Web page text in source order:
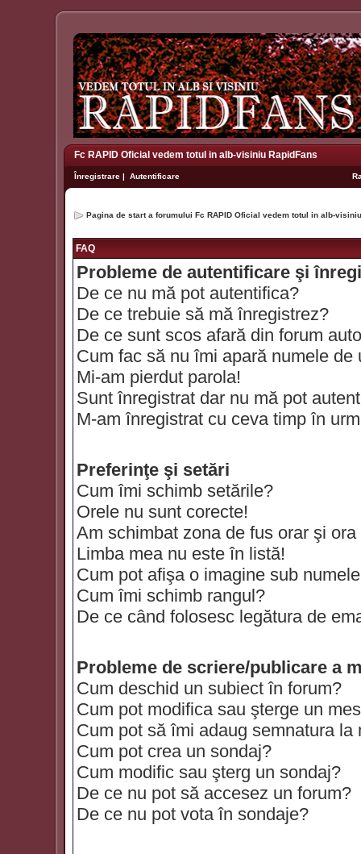
Fc RAPID Oficial vedem totul in alb-visiniu RapidFans
Înregistrare | Autentificare
Pagina de start a forumului Fc RAPID Oficial vedem totul in alb-
FAQ
Probleme de autentificare şi
De ce nu mă pot autentifica?
De ce trebuie să mă înregistrez?
De ce sunt scos afară din forum
Cum fac să nu îmi apară numele
Mi-am pierdut parola!
Sunt înregistrat dar nu mă pot
M-am înregistrat cu ceva timp în
Preferinţe şi setări
Cum îmi schimb setările?
Orele nu sunt corecte!
Am schimbat zona de fus orar şi
Limba mea nu este în listă!
Cum pot afişa o imagine sub
Cum îmi schimb rangul?
De ce când folosesc legătura de
Probleme de scriere/publicare a
Cum deschid un subiect în forum?
Cum pot modifica sau şterge un
Cum pot să îmi adaug semnatura la
Cum pot crea un sondaj?
Cum modific sau şterg un sondaj?
De ce nu pot să accesez un forum?
De ce nu pot vota în sondaje?